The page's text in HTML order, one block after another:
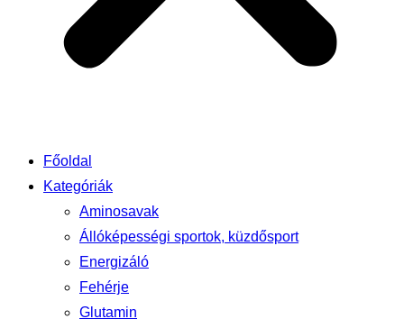
Főoldal
Kategóriák
Aminosavak
Állóképességi sportok, küzdősport
Energizáló
Fehérje
Glutamin